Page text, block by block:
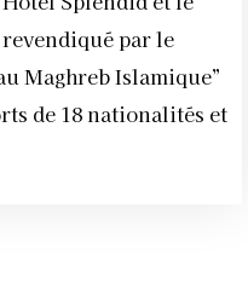
par le
Maghreb Islamique”
de 18 nationalités et